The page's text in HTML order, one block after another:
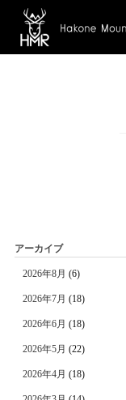
アーカイブ
2026年8月 (6)
2026年7月 (18)
2026年6月 (18)
2026年5月 (22)
2026年4月 (18)